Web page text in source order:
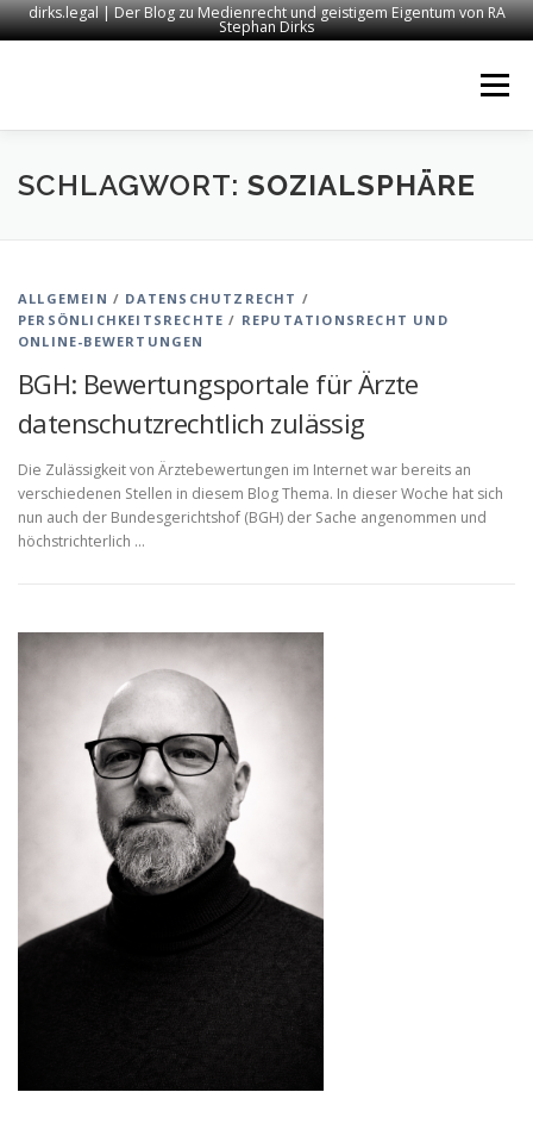
dirks.legal | Der Blog zu Medienrecht und geistigem Eigentum von RA
Stephan Dirks
Menü
START KONTAKT RECHTSANWALT DIRKS
SCHLAGWORT: SOZIALSPHÄRE
ALLGEMEIN / DATENSCHUTZRECHT /
PERSÖNLICHKEITSRECHTE / REPUTATIONSRECHT UND
ONLINE-BEWERTUNGEN
BGH: Bewertungsportale für Ärzte
datenschutzrechtlich zulässig
Die Zulässigkeit von Ärztebewertungen im Internet war bereits an
verschiedenen Stellen in diesem Blog Thema. In dieser Woche hat sich
nun auch der Bundesgerichtshof (BGH) der Sache angenommen und
höchstrichterlich …